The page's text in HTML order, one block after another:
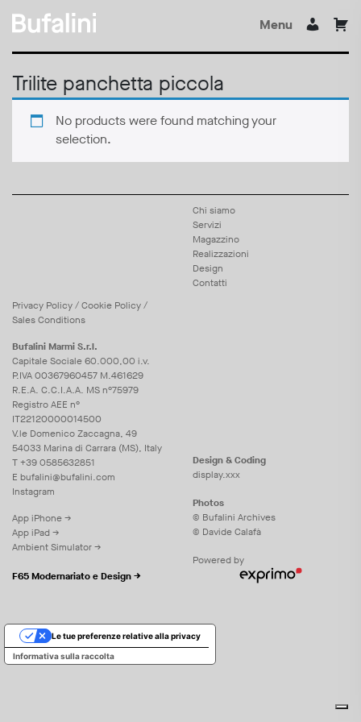
Menu
Trilite panchetta piccola
No products were found matching your
selection.
Privacy Policy/Cookie Policy/
Sales Conditions
Bufalini Marmi S.r.l.
Capitale Sociale 60.000,00 i.v.
P.IVA 00367960457 M.461629
R.E.A. C.C.I.A.A. MS n°75979
Registro AEE n°
IT22120000014500
V.le Domenico Zaccagna, 49
54033 Marina di Carrara (MS), Italy
T+39 0585632851
E bufalini@bufalini.com
Instagram
App iPhone →
App iPad →
Ambient Simulator →
F65 Modernariato e Design →
Chi siamo
Servizi
Magazzino
Realizzazioni
Design
Contatti
Design & Coding
display.xxx
Photos
© Bufalini Archives
© Davide Calafà
Powered by
Informativa sulla raccolta
Le tue preferenze relative alla privacy